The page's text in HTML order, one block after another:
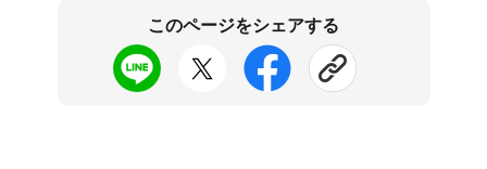
このページをシェアする